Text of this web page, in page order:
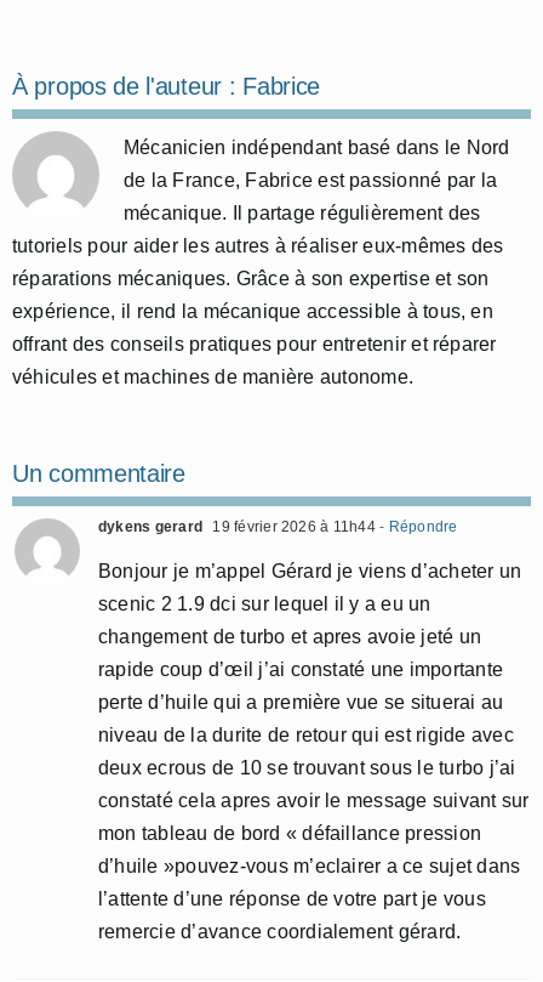
À propos de l'auteur : Fabrice
Mécanicien indépendant basé dans le Nord
de la France, Fabrice est passionné par la
mécanique. Il partage régulièrement des
tutoriels pour aider les autres à réaliser eux-mêmes des
réparations mécaniques. Grâce à son expertise et son
expérience, il rend la mécanique accessible à tous, en
offrant des conseils pratiques pour entretenir et réparer
véhicules et machines de manière autonome.
Un commentaire
dykens gerard 19 février 2026 à 11h44- Répondre
Bonjour je m’appel Gérard je viens d’acheter un
scenic 2 1.9 dci sur lequel il y a eu un
changement de turbo et apres avoie jeté un
rapide coup d’œil j’ai constaté une importante
perte d’huile qui a première vue se situerai au
niveau de la durite de retour qui est rigide avec
deux ecrous de 10 se trouvant sous le turbo j’ai
constaté cela apres avoir le message suivant sur
mon tableau de bord « défaillance pression
d’huile »pouvez-vous m’eclairer a ce sujet dans
l’attente d’une réponse de votre part je vous
remercie d’avance coordialement gérard.